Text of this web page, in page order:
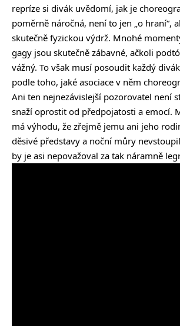
repríze si divák uvědomí, jak je
poměrně náročná, není to jen „o hraní“,
skutečně fyzickou výdrž. Mnohé
gagy jsou skutečně zábavné, ačkoli
vážný. To však musí posoudit každý
podle toho, jaké asociace v něm
Ani ten nejnezávislejší pozorovatel není
snaží oprostit od předpojatosti a emocí.
má výhodu, že zřejmě jemu ani jeho
děsivé představy a noční můry
by je asi nepovažoval za tak náramně